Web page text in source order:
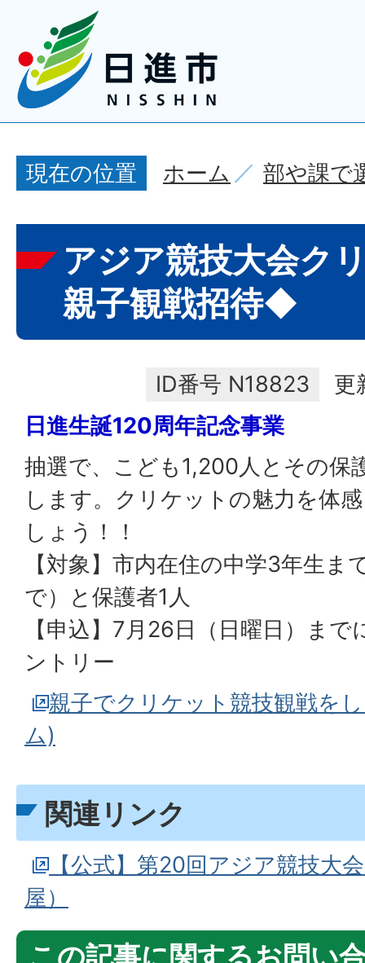
現在の位置 ホーム 部や課で
アジア競技大会ク
親子観戦招待◆
ID番号 N18823
更
日進生誕120周年記念事業
抽選で、こども1,200人とその保
します。クリケットの魅力を体
しょう！！
【対象】市内在住の中学3年生ま
で）と保護者1人
【申込】7月26日（日曜日）ま
ントリー
親子でクリケット競技観戦を
ム)
関連リンク
【公式】第20回アジア競技大
屋）
この記事に関するお問い